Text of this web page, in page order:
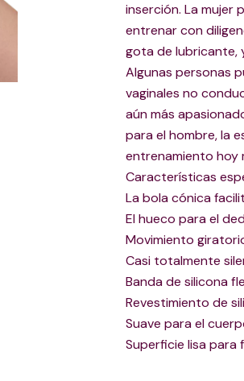
inserción. La mujer
entrenar con
gota de lubricante,
Algunas personas
vaginales no
aún más
para el hombre, la
entrenamiento hoy
Características
La bola cónica
El hueco para el
Movimiento
Casi totalmente
Banda de silicona
Revestimiento de
Suave para el
Superficie lisa para